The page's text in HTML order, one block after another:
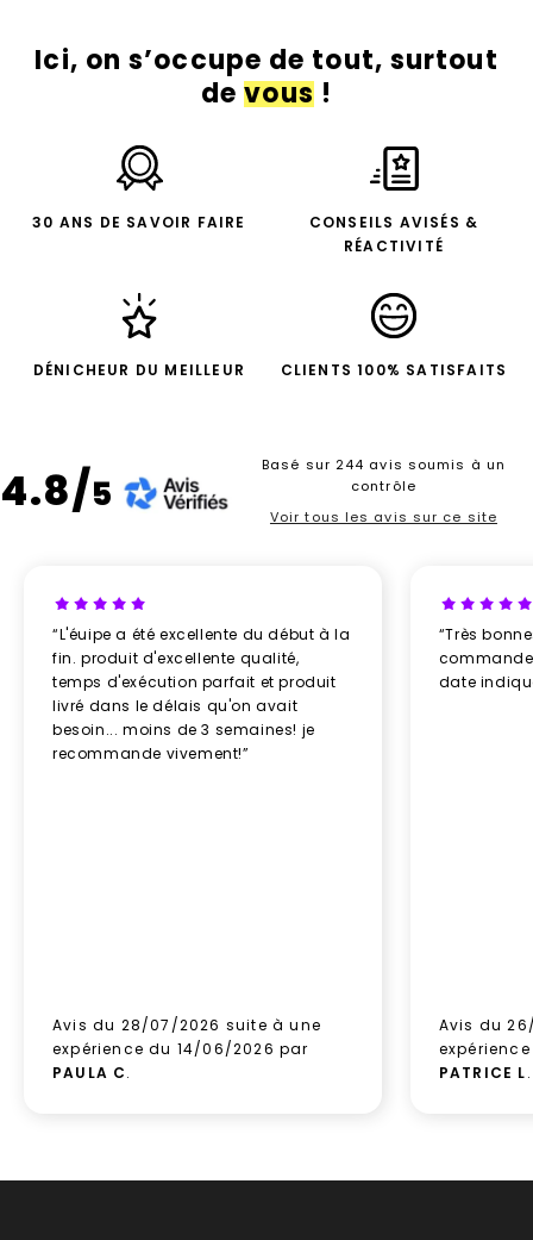
Ici, on s’occupe de tout, surtout
devous!
30 ANS DE SAVOIR FAIRE
CONSEILS AVISÉS &
RÉACTIVITÉ
DÉNICHEUR DU MEILLEUR CLIENTS 100% SATISFAITS
4.8/5
Basé sur 244 avis soumis à un
contrôle
Voir tous les avis sur ce site
“L'éuipe a été excellente du début à la
fin. produit d'excellente qualité,
temps d'exécution parfait et produit
livré dans le délais qu'on avait
besoin... moins de 3 semaines! je
recommande vivement!”
Avis du 28/07/2026 suite à une
expérience du 14/06/2026 par
PAULA C.
“Très
date
Avis du
PATRICE L.